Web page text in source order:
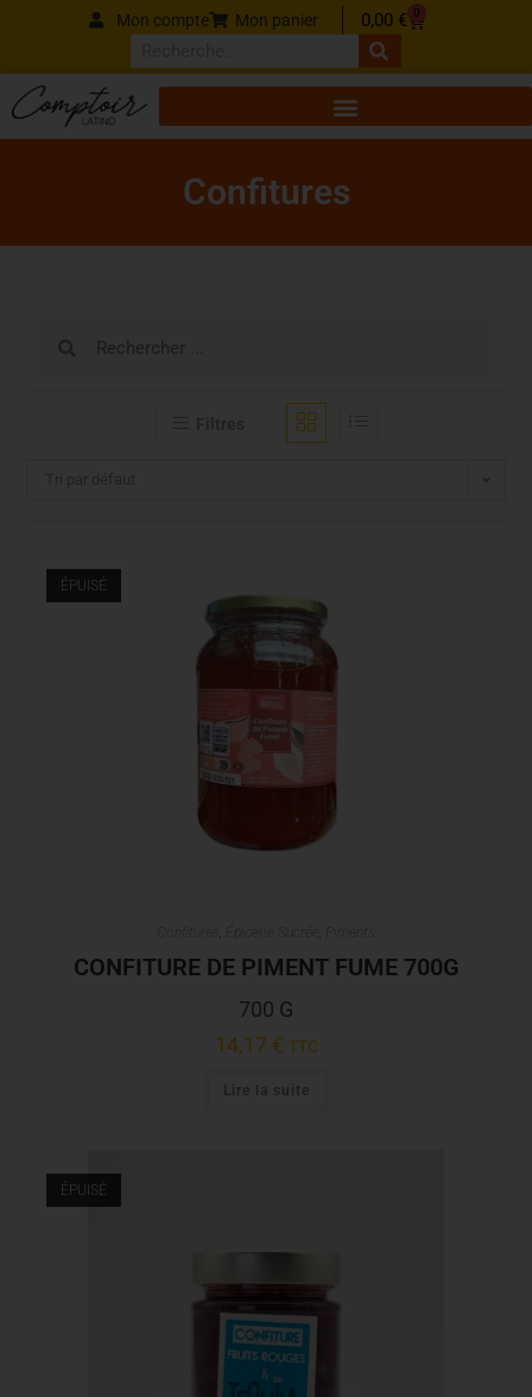
Panneau de gestion des cookies
Mon compte Mon panier 0,00 € 0
Confitures
ÉPUISÉ
CONFITURE DE PIMENT FUME 700G
700 G
14,17 € TTC
Lire la suite
ÉPUISÉ